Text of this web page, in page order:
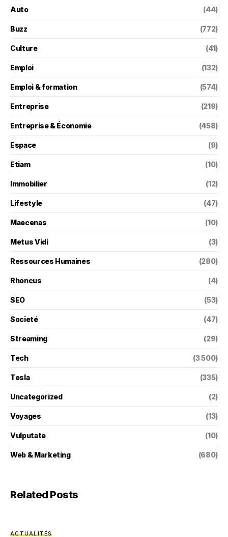
Auto (44)
Buzz (772)
Culture (41)
Emploi (132)
Emploi & formation (574)
Entreprise (219)
Entreprise & Économie (458)
Espace (9)
Etiam (10)
Immobilier (12)
Lifestyle (47)
Maecenas (10)
Metus Vidi (3)
Ressources Humaines (280)
Rhoncus (4)
SEO (53)
Societé (47)
Streaming (29)
Tech (3 500)
Tesla (335)
Uncategorized (2)
Voyages (13)
Vulputate (10)
Web & Marketing (680)
Related Posts
ACTUALITÉS